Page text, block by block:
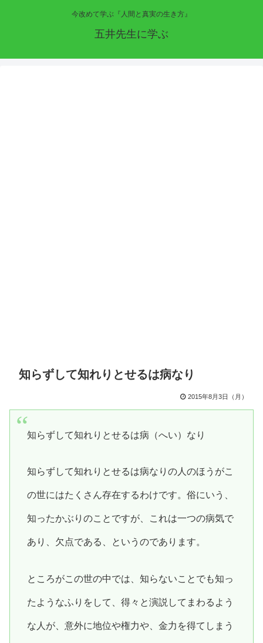
今改めて学ぶ『人間と真実の生き方』
五井先生に学ぶ
知らずして知れりとせるは病なり
2015年8月3日（月）
知らずして知れりとせるは病（へい）なり
知らずして知れりとせるは病なりの人のほうがこ
の世にはたくさん存在するわけです。俗にいう、
知ったかぶりのことですが、これは一つの病気で
あり、欠点である、というのであります。
ところがこの世の中では、知らないことでも知っ
たようなふりをして、得々と演説してまわるよう
な人が、意外に地位や権力や、金力を得てしまう